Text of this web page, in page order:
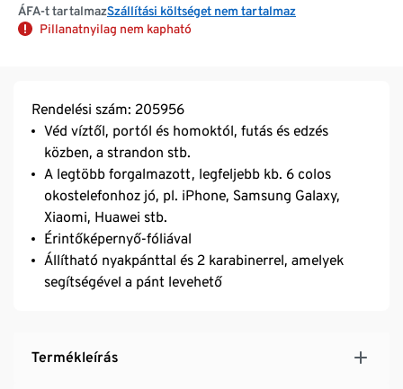
ÁFA-t tartalmazSzállítási költséget nem tartalmaz
Pillanatnyilag nem kapható
Rendelési szám: 205956
Véd víztől, portól és homoktól, futás és edzés
közben, a strandon stb.
A legtöbb forgalmazott, legfeljebb kb. 6 colos
okostelefonhoz jó, pl. iPhone, Samsung Galaxy,
Xiaomi, Huawei stb.
Érintőképernyő-fóliával
Állítható nyakpánttal és 2 karabinerrel, amelyek
segítségével a pánt levehető
Termékleírás